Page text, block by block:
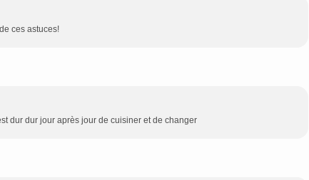
ces astuces!
dur dur jour après jour de cuisiner et de changer